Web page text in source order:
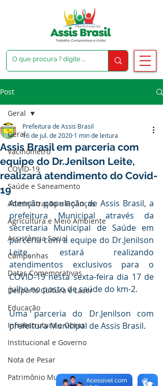
Post
Geral
Vacinômetro
COVID-19
Saúde e Saneamento
Administração e Finanças
Agricultura e Meio Ambiente
Assistência Social
Campanhas
Datas Comemorativas
Desporto Cultura e Lazer
Educação
Infraestrutura e Obras
Institucional e Governo
Nota de Pesar
Patrimônio Municipal
Geral
Assis Brasil em parceria com
equipe do Dr.Jenilson Leite,
realizará atendimento do Covid-
19
Prefeitura de Assis Brasil
16 de jul. de 2020 1 min de leitura
Atenção população de Assis Brasil, a
prefeitura Municipal através da
secretaria Municipal de Saúde em
parceria com a equipe do Dr.Jenilson
Leite, estará realizando
atendimentos exclusivos para o
COVID-19 nesta sexta-feira dia 17 de
julho no posto de saúde do km-2.
Uma parceria do Dr.Jenilson com
prefeitura Municipal de Assis Brasil.